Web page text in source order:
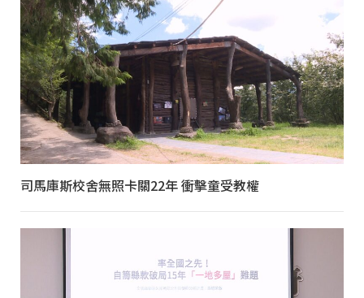
司馬庫斯校舍無照卡關22年 衝擊童受教權